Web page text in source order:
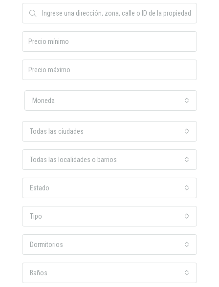
Moneda
Todas las ciudades
Todas las localidades o barrios
Estado
Tipo
Dormitorios
Baños